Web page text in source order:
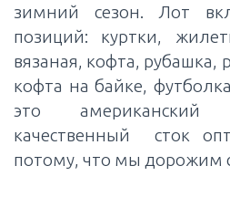
зимний сезон. Лот
позиций: куртки,
вязаная, кофта, рубашка,
кофта на байке,
это
качественный сток
потому, что мы дорожим